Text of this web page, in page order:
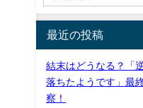
最近の投稿
結末はどうなる？「
落ちたようです」最
察！